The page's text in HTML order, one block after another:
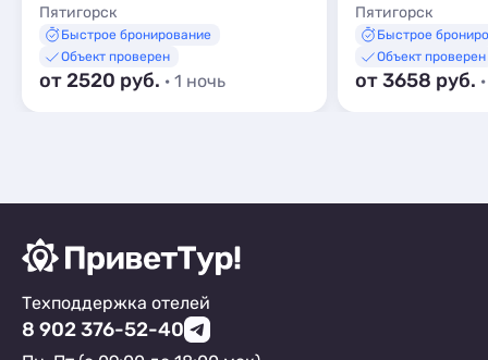
Пятигорск
Быстрое бронирование
Объект проверен
от 2520 руб. · 1 ночь
Пятигорск
Быстрое
Объект проверен
от 3658 руб.
Техподдержка отелей
8 902 376-52-40